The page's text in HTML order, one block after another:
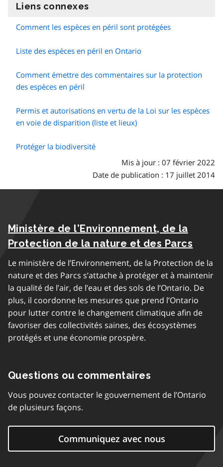
Liens connexes
Comment les espèces en péril sont protégées
Liste des espèces en péril en Ontario
Comment émettre des commentaires sur la protection
des espèces en péril
Permis et autorisations en vertu de la Loi sur les espèces
en voie de disparition (liste et lieux)
Protéger la biodiversité
Mis à jour : 07 février 2022
Date de publication : 17 juillet 2014
Ministère de l’Environnement, de la
Protection de la nature et des Parcs
Le ministère de l’Environnement, de la Protection de la
nature et des Parcs s’attache à protéger et à maintenir
la qualité de l’air, de l’eau et des sols de l’Ontario. De
plus, il coordonne les mesures que prend l’Ontario
pour lutter contre le changement climatique afin de
favoriser des collectivités saines, des écosystèmes
protégés et une économie prospère.
Questions ou commentaires
Vous pouvez contacter le gouvernement de l’Ontario
de plusieurs façons.
Communiquez avec nous